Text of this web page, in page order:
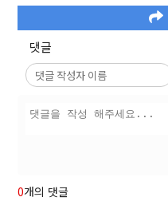
댓글
0개의 댓글